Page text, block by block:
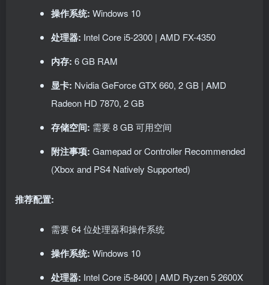
操作系统: Windows 10
处理器: Intel Core i5-2300 | AMD FX-4350
内存: 6 GB RAM
显卡: Nvidia GeForce GTX 660, 2 GB | AMD
Radeon HD 7870, 2 GB
存储空间: 需要 8 GB 可用空间
附注事项: Gamepad or Controller Recommended
(Xbox and PS4 Natively Supported)
推荐配置:
需要 64 位处理器和操作系统
操作系统: Windows 10
处理器: Intel Core i5-8400 | AMD Ryzen 5 2600X